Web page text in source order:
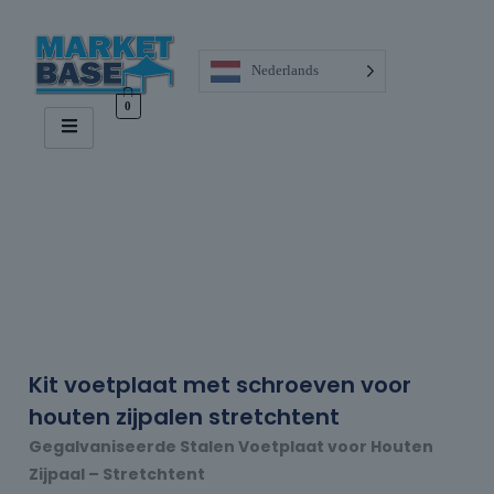
0
Nederlands
Kit voetplaat met schroeven voor
houten zijpalen stretchtent
Gegalvaniseerde Stalen Voetplaat voor Houten
Zijpaal – Stretchtent